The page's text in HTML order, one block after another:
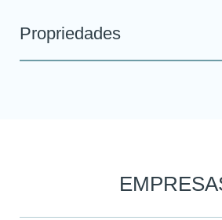
Propriedades